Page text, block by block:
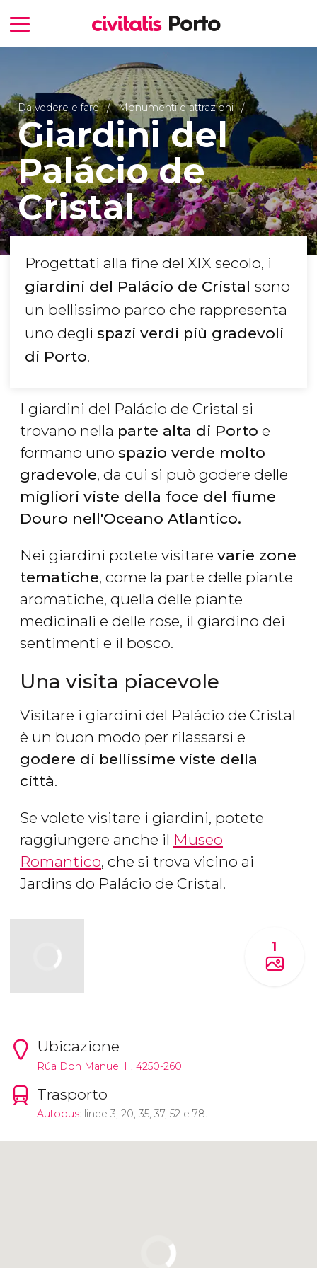
Da vedere e fare Monumenti e attrazioni
Giardini del
Palácio de
Cristal
Progettati alla fine del XIX secolo, i
giardini del Palácio de Cristal sono
un bellissimo parco che rappresenta
uno degli spazi verdi più gradevoli
di Porto.
I giardini del Palácio de Cristal si
trovano nella parte alta di Porto e
formano uno spazio verde molto
gradevole, da cui si può godere delle
migliori viste della foce del fiume
Douro nell'Oceano Atlantico.
Nei giardini potete visitare varie zone
tematiche, come la parte delle piante
aromatiche, quella delle piante
medicinali e delle rose, il giardino dei
sentimenti e il bosco.
Una visita piacevole
Visitare i giardini del Palácio de Cristal
è un buon modo per rilassarsi e
godere di bellissime viste della
città.
Se volete visitare i giardini, potete
raggiungere anche il Museo
Romantico, che si trova vicino ai
Jardins do Palácio de Cristal.
1
Ubicazione
Rúa Don Manuel II, 4250-260
Trasporto
Autobus: linee 3, 20, 35, 37, 52 e 78.